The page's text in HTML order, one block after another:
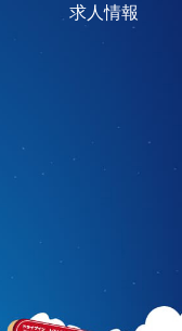
求人情報